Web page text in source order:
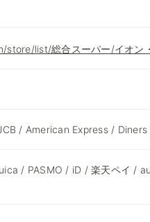
list/総合スーパー/イオン
/ American Express / Diners
/ PASMO / iD / 楽天ペイ /